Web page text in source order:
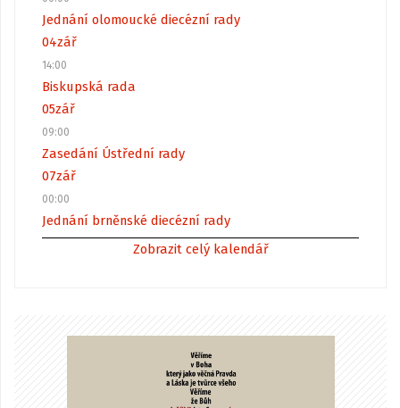
Jednání olomoucké diecézní rady
04zář
14:00
Biskupská rada
05zář
09:00
Zasedání Ústřední rady
07zář
00:00
Jednání brněnské diecézní rady
Zobrazit celý kalendář